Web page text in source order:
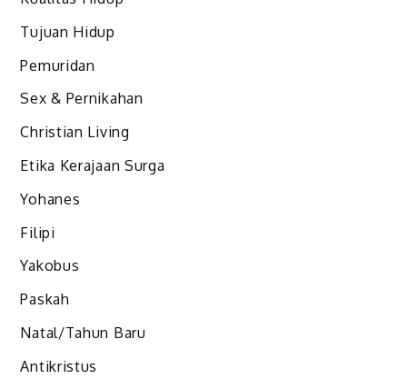
Tujuan Hidup
Pemuridan
Sex & Pernikahan
Christian Living
Etika Kerajaan Surga
Yohanes
Filipi
Yakobus
Paskah
Natal/Tahun Baru
Antikristus